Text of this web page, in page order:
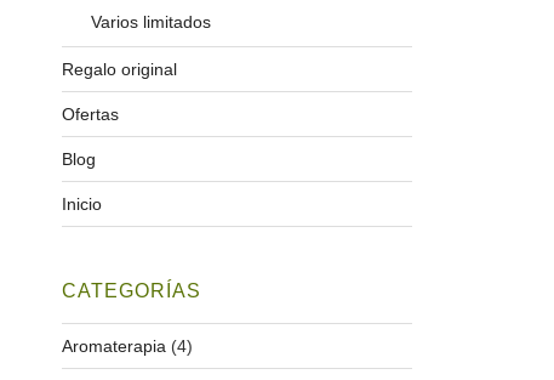
Varios limitados
Regalo original
Ofertas
Blog
Inicio
CATEGORÍAS
Aromaterapia (4)